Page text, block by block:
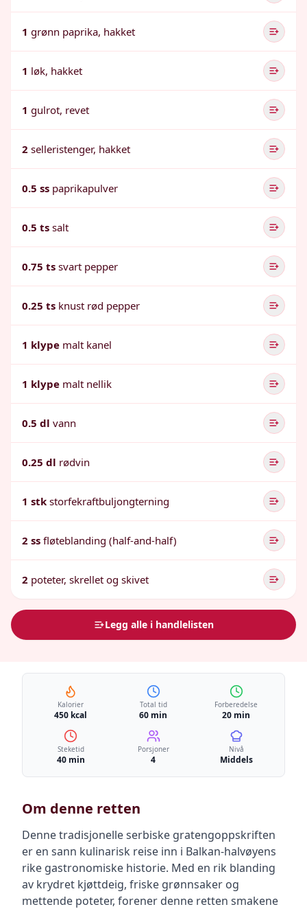
1 grønn paprika, hakket
1 løk, hakket
1 gulrot, revet
2 selleristenger, hakket
0.5 ss paprikapulver
0.5 ts salt
0.75 ts svart pepper
0.25 ts knust rød pepper
1 klype malt kanel
1 klype malt nellik
0.5 dl vann
0.25 dl rødvin
1 stk storfekraftbuljongterning
2 ss fløteblanding (half-and-half)
2 poteter, skrellet og skivet
Legg alle i handlelisten
Kalorier
450 kcal
Total tid
60 min
Forberedelse
20 min
Steketid
40 min
Porsjoner
4
Nivå
Middels
Om denne retten
Denne tradisjonelle serbiske gratengoppskriften
er en sann kulinarisk reise inn i Balkan-halvøyens
rike gastronomiske historie. Med en rik blanding
av krydret kjøttdeig, friske grønnsaker og
mettende poteter, forener denne retten smakene